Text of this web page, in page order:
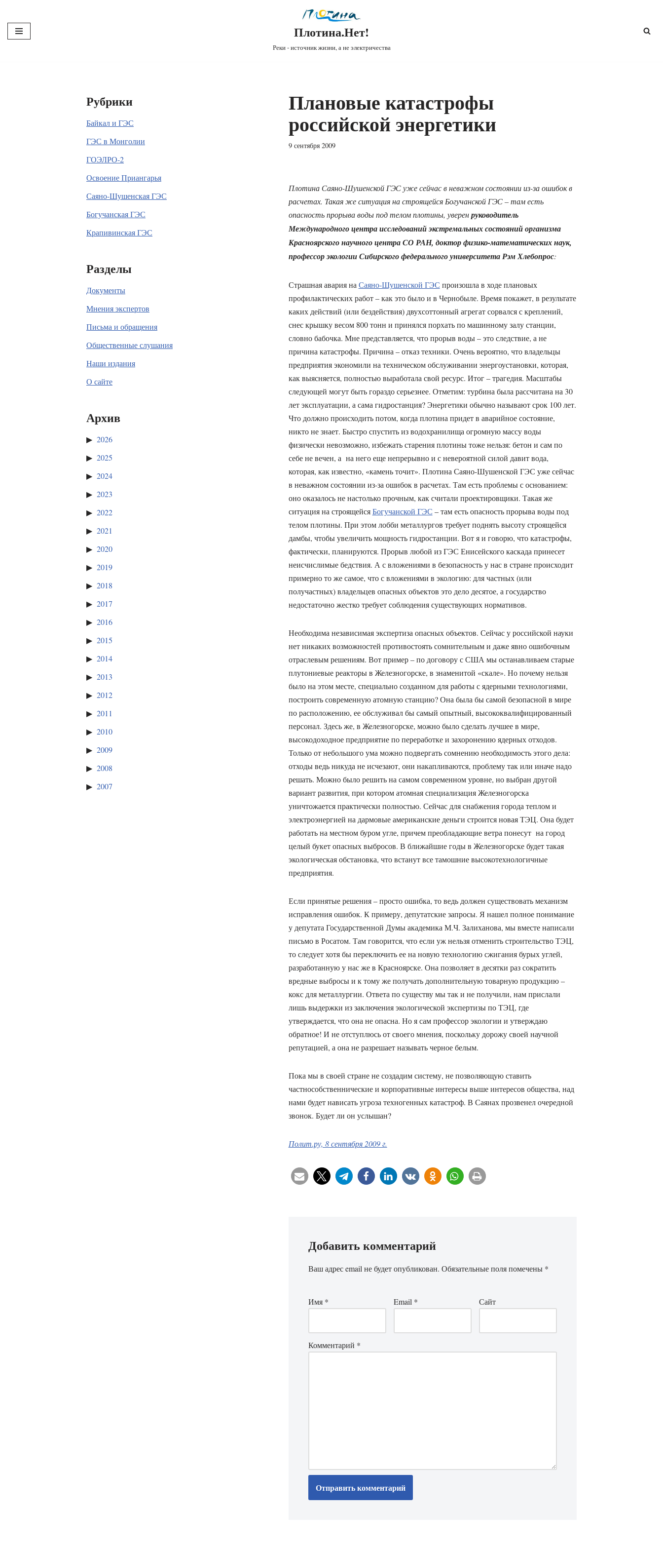
Перейти
к
Плотина.Нет!
Реки - источник жизни, а не электричества
Рубрики
Байкал и ГЭС
ГЭС в Монголии
ГОЭЛРО-2
Освоение Приангарья
Саяно-Шушенская ГЭС
Богучанская ГЭС
Крапивинская ГЭС
Разделы
Документы
Мнения экспертов
Письма и обращения
Общественные слушания
Наши издания
О сайте
Архив
2026
2025
2024
2023
2022
2021
2020
2019
2018
2017
2016
2015
2014
2013
2012
2011
2010
2009
2008
2007
Плановые катастрофы
российской энергетики
9 сентября 2009
Плотина Саяно-Шушенской ГЭС уже сейчас в неважном состоянии из-за ошибок в
расчетах. Такая же ситуация на строящейся Богучанской ГЭС – там есть
опасность прорыва воды под телом плотины, уверенруководитель
Международного центра исследований экстремальных состояний организма
Красноярского научного центра СО РАН, доктор физико-математических наук,
профессор экологии Сибирского федерального университета Рэм Хлебопрос:
Страшная авария наСаяно-Шушенской ГЭС произошла в ходе плановых
профилактических работ – как это было и в Чернобыле. Время покажет, в результате
каких действий (или бездействия) двухсоттонный агрегат сорвался с креплений,
снес крышку весом 800 тонн и принялся порхать по машинному залу станции,
словно бабочка. Мне представляется, что прорыв воды – это следствие, а не
причина катастрофы. Причина – отказ техники. Очень вероятно, что владельцы
предприятия экономили на техническом обслуживании энергоустановки, которая,
как выясняется, полностью выработала свой ресурс. Итог – трагедия. Масштабы
следующей могут быть гораздо серьезнее. Отметим: турбина была рассчитана на 30
лет эксплуатации, а сама гидростанция? Энергетики обычно называют срок 100 лет.
Что должно происходить потом, когда плотина придет в аварийное состояние,
никто не знает. Быстро спустить из водохранилища огромную массу воды
физически невозможно, избежать старения плотины тоже нельзя: бетон и сам по
себе не вечен, а на него еще непрерывно и с невероятной силой давит вода,
которая, как известно, «камень точит». Плотина Саяно-Шушенской ГЭС уже сейчас
в неважном состоянии из-за ошибок в расчетах. Там есть проблемы с основанием:
оно оказалось не настолько прочным, как считали проектировщики. Такая же
ситуация на строящейсяБогучанской ГЭС – там есть опасность прорыва воды под
телом плотины. При этом лобби металлургов требует поднять высоту строящейся
дамбы, чтобы увеличить мощность гидростанции. Вот я и говорю, что катастрофы,
фактически, планируются. Прорыв любой из ГЭС Енисейского каскада принесет
неисчислимые бедствия. А с вложениями в безопасность у нас в стране происходит
примерно то же самое, что с вложениями в экологию: для частных (или
получастных) владельцев опасных объектов это дело десятое, а государство
недостаточно жестко требует соблюдения существующих нормативов.
Необходима независимая экспертиза опасных объектов. Сейчас у российской науки
нет никаких возможностей противостоять сомнительным и даже явно ошибочным
отраслевым решениям. Вот пример – по договору с США мы останавливаем старые
плутониевые реакторы в Железногорске, в знаменитой «скале». Но почему нельзя
было на этом месте, специально созданном для работы с ядерными технологиями,
построить современную атомную станцию? Она была бы самой безопасной в мире
по расположению, ее обслуживал бы самый опытный, высококвалифицированный
персонал. Здесь же, в Железногорске, можно было сделать лучшее в мире,
высокодоходное предприятие по переработке и захоронению ядерных отходов.
Только от небольшого ума можно подвергать сомнению необходимость этого дела:
отходы ведь никуда не исчезают, они накапливаются, проблему так или иначе надо
решать. Можно было решить на самом современном уровне, но выбран другой
вариант развития, при котором атомная специализация Железногорска
уничтожается практически полностью. Сейчас для снабжения города теплом и
электроэнергией на дармовые американские деньги строится новая ТЭЦ. Она будет
работать на местном буром угле, причем преобладающие ветра понесут на город
целый букет опасных выбросов. В ближайшие годы в Железногорске будет такая
экологическая обстановка, что встанут все тамошние высокотехнологичные
предприятия.
Если принятые решения – просто ошибка, то ведь должен существовать механизм
исправления ошибок. К примеру, депутатские запросы. Я нашел полное понимание
у депутата Государственной Думы академика М.Ч. Залиханова, мы вместе написали
письмо в Росатом. Там говорится, что если уж нельзя отменить строительство ТЭЦ,
то следует хотя бы переключить ее на новую технологию сжигания бурых углей,
разработанную у нас же в Красноярске. Она позволяет в десятки раз сократить
вредные выбросы и к тому же получать дополнительную товарную продукцию –
кокс для металлургии. Ответа по существу мы так и не получили, нам прислали
лишь выдержки из заключения экологической экспертизы по ТЭЦ, где
утверждается, что она не опасна. Но я сам профессор экологии и утверждаю
обратное! И не отступлюсь от своего мнения, поскольку дорожу своей научной
репутацией, а она не разрешает называть черное белым.
Пока мы в своей стране не создадим систему, не позволяющую ставить
частнособственнические и корпоративные интересы выше интересов общества, над
нами будет нависать угроза техногенных катастроф. В Саянах прозвенел очередной
звонок. Будет ли он услышан?
Полит.ру, 8 сентября 2009 г.
Добавить комментарий
Ваш адрес email не будет опубликован. Обязательные поля помечены *
Имя * Email * Сайт
Комментарий *